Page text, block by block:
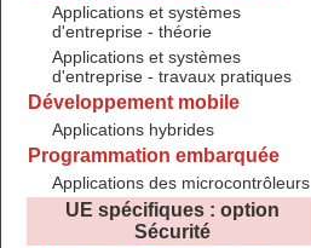
Applications et systèmes
d'entreprise - théorie
Applications et systèmes
d'entreprise - travaux pratiques
Développement mobile
Applications hybrides
Programmation embarquée
Applications des microcontrôleurs
UE spécifiques : option
Sécurité